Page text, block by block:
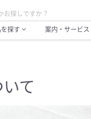
探す expand_more 案内・サービス
て